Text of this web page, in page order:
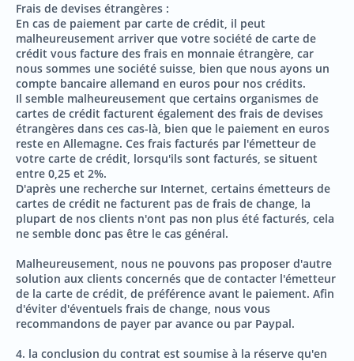
Frais de devises étrangères :
En cas de paiement par carte de crédit, il peut
malheureusement arriver que votre société de carte de
crédit vous facture des frais en monnaie étrangère, car
nous sommes une société suisse, bien que nous ayons un
compte bancaire allemand en euros pour nos crédits.
Il semble malheureusement que certains organismes de
cartes de crédit facturent également des frais de devises
étrangères dans ces cas-là, bien que le paiement en euros
reste en Allemagne. Ces frais facturés par l'émetteur de
votre carte de crédit, lorsqu'ils sont facturés, se situent
entre 0,25 et 2%.
D'après une recherche sur Internet, certains émetteurs de
cartes de crédit ne facturent pas de frais de change, la
plupart de nos clients n'ont pas non plus été facturés, cela
ne semble donc pas être le cas général.
Malheureusement, nous ne pouvons pas proposer d'autre
solution aux clients concernés que de contacter l'émetteur
de la carte de crédit, de préférence avant le paiement. Afin
d'éviter d'éventuels frais de change, nous vous
recommandons de payer par avance ou par Paypal.
4. la conclusion du contrat est soumise à la réserve qu'en